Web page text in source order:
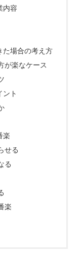
内容
た場合の考え方
が楽なケース
ント
楽
せる
る
楽